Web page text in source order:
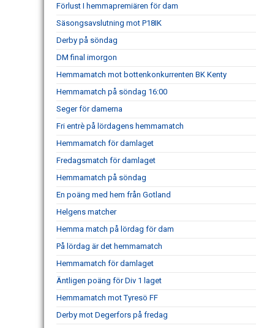
Förlust I hemmapremiären för dam
Säsongsavslutning mot P18IK
Derby på söndag
DM final imorgon
Hemmamatch mot bottenkonkurrenten BK Kenty
Hemmamatch på söndag 16:00
Seger för damerna
Fri entrè på lördagens hemmamatch
Hemmamatch för damlaget
Fredagsmatch för damlaget
Hemmamatch på söndag
En poäng med hem från Gotland
Helgens matcher
Hemma match på lördag för dam
På lördag är det hemmamatch
Hemmamatch för damlaget
Äntligen poäng för Div 1 laget
Hemmamatch mot Tyresö FF
Derby mot Degerfors på fredag